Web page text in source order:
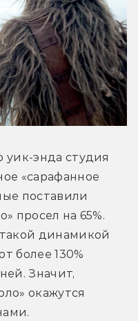
уик-энда студия
«сарафанное
поставили
просел на 65%.
динамикой
более 130%
Значит,
окажутся